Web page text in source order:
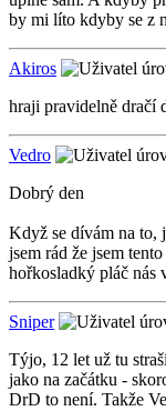
by mi líto kdyby se z
Akiros
hraji pravidelně dračí
Vedro
Dobrý den
Když se dívám na to,
jsem rád že jsem
hořkosladký pláč nás
Sniper
Týjo, 12 let už tu
jako na začátku -
DrD to není. Takže